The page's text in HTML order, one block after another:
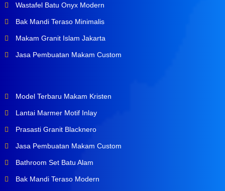
Wastafel Batu Onyx Modern
Bak Mandi Teraso Minimalis
Makam Granit Islam Jakarta
Jasa Pembuatan Makam Custom
Model Terbaru Makam Kristen
Lantai Marmer Motif Inlay
Prasasti Granit Blacknero
Jasa Pembuatan Makam Custom
Bathroom Set Batu Alam
Bak Mandi Teraso Modern